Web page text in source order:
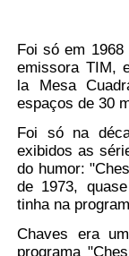
Foi só em
emissora TIM,
la Mesa
espaços de 30
Foi só na
exibidos as
do humor:
de 1973,
tinha na
Chaves era
programa